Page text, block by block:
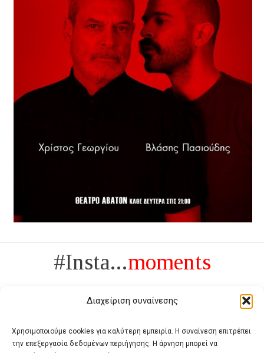
Διαχείριση συναίνεσης
Χρησιμοποιούμε cookies για καλύτερη εμπειρία. Η συναίνεση επιτρέπει
την επεξεργασία δεδομένων περιήγησης. Η άρνηση μπορεί να
#Insta...moments